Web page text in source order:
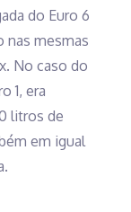
do Euro 6
nas mesmas
No caso do
1, era
litros de
em igual